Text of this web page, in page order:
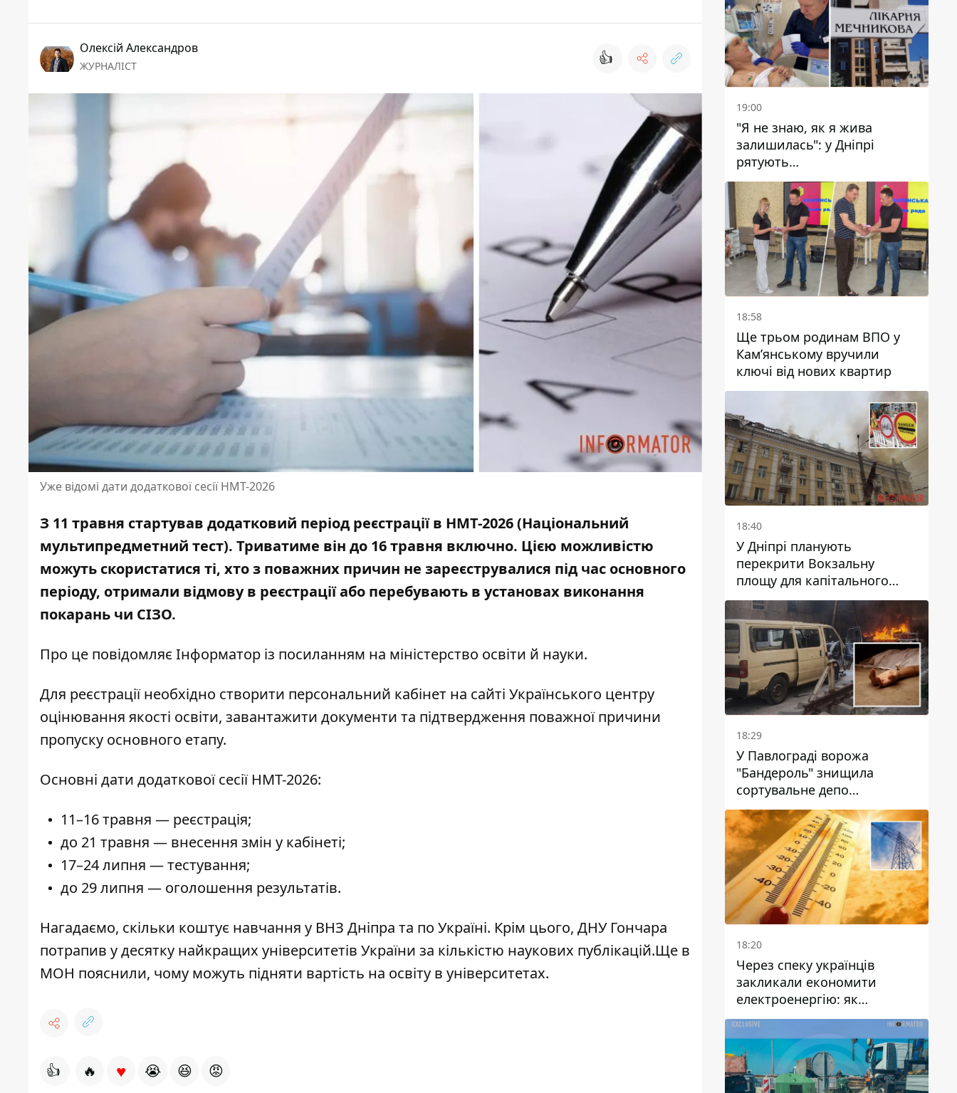
Олексій Александров
ЖУРНАЛІСТ 👍
Уже відомі дати додаткової сесії НМТ-2026
З 11 травня стартував додатковий період реєстрації в НМТ-2026 (Національний
мультипредметний тест). Триватиме він до 16 травня включно. Цією можливістю
можуть скористатися ті, хто з поважних причин не зареєструвалися під час основного
періоду, отримали відмову в реєстрації або перебувають в установах виконання
покарань чи СІЗО.
Про це повідомляє Інформатор із посиланням на міністерство освіти й науки.
Для реєстрації необхідно створити персональний кабінет на сайті Українського центру
оцінювання якості освіти, завантажити документи та підтвердження поважної причини
пропуску основного етапу.
Основні дати додаткової сесії НМТ-2026:
11–16 травня — реєстрація;
до 21 травня — внесення змін у кабінеті;
17–24 липня — тестування;
до 29 липня — оголошення результатів.
Нагадаємо, скільки коштує навчання у ВНЗ Дніпра та по Україні. Крім цього, ДНУ Гончара
потрапив у десятку найкращих університетів України за кількістю наукових публікацій.Ще в
МОН пояснили, чому можуть підняти вартість на освіту в університетах.
👍 🔥 ♥ 😭 😆 😡
19:00
"Я не знаю, як я жива
залишилась": у Дніпрі
рятують
військовослужбовицю та
мати чотирьох дітей, яку
поранив КАБ
18:58
Ще трьом родинам ВПО у
Кам’янському вручили
ключі від нових квартир
18:40
У Дніпрі планують
перекрити Вокзальну
площу для капітального
ремонту будинку, в який
влучила ворожа ракета: які
терміни
18:29
У Павлограді ворожа
"Бандероль" знищила
сортувальне депо
"Укрпошти" та вбила двох
працівниць
18:20
Через спеку українців
закликали економити
електроенергію: як
уникнути перевантаження
мереж